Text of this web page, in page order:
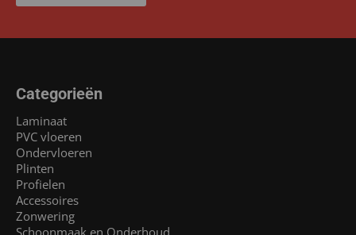
Categorieën
Laminaat
PVC vloeren
Ondervloeren
Plinten
Profielen
Accessoires
Zonwering
Schoonmaak en Onderhoud